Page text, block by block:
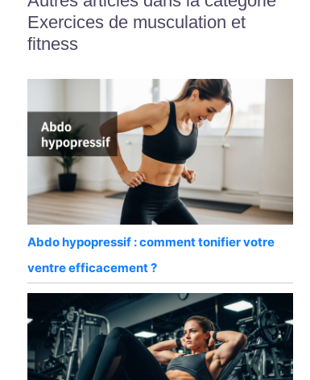
Exercices de musculation et
fitness
Abdo hypopressif : comment tonifier votre
ventre efficacement ?